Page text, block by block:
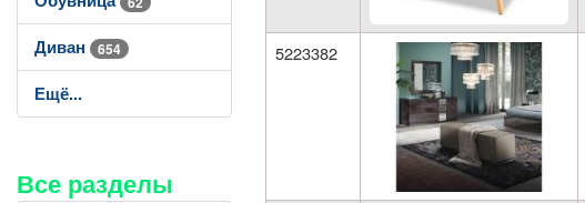
Диван 654
Ещё...
Все разделы
5223382